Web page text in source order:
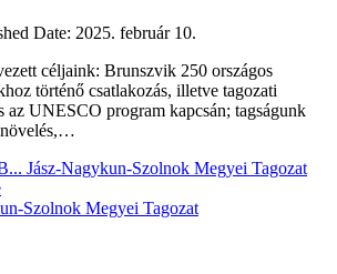
Date: 2025. február 10.
céljaink: Brunszvik 250 országos
történő csatlakozás, illetve tagozati
az UNESCO program kapcsán; tagságunk
Jász-Nagykun-Szolnok Megyei Tagozat
Szolnok Megyei Tagozat